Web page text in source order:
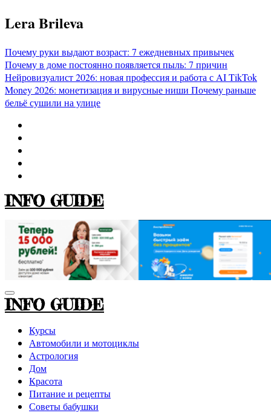
Перейти
к
Lera Brileva
Почему руки выдают возраст: 7 ежедневных привычек
Почему в доме постоянно появляется пыль: 7 причин
Нейровизуалист 2026: новая профессия и работа с AITikTok
Money 2026: монетизация и вирусные ниши Почему раньше
бельё сушили на улице
INFO GUIDE
INFO GUIDE
Курсы
Автомобили и мотоциклы
Астрология
Дом
Красота
Питание и рецепты
Советы бабушки